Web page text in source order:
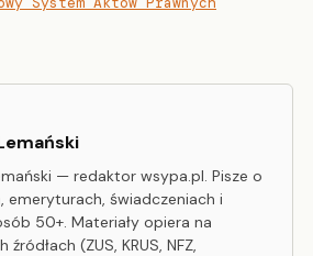
— redaktor wsypa.pl. Pisze o
emeryturach, świadczeniach i
50+. Materiały opiera na
źródłach (ZUS, KRUS, NFZ,